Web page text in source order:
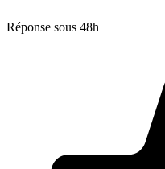
Réponse sous 48h